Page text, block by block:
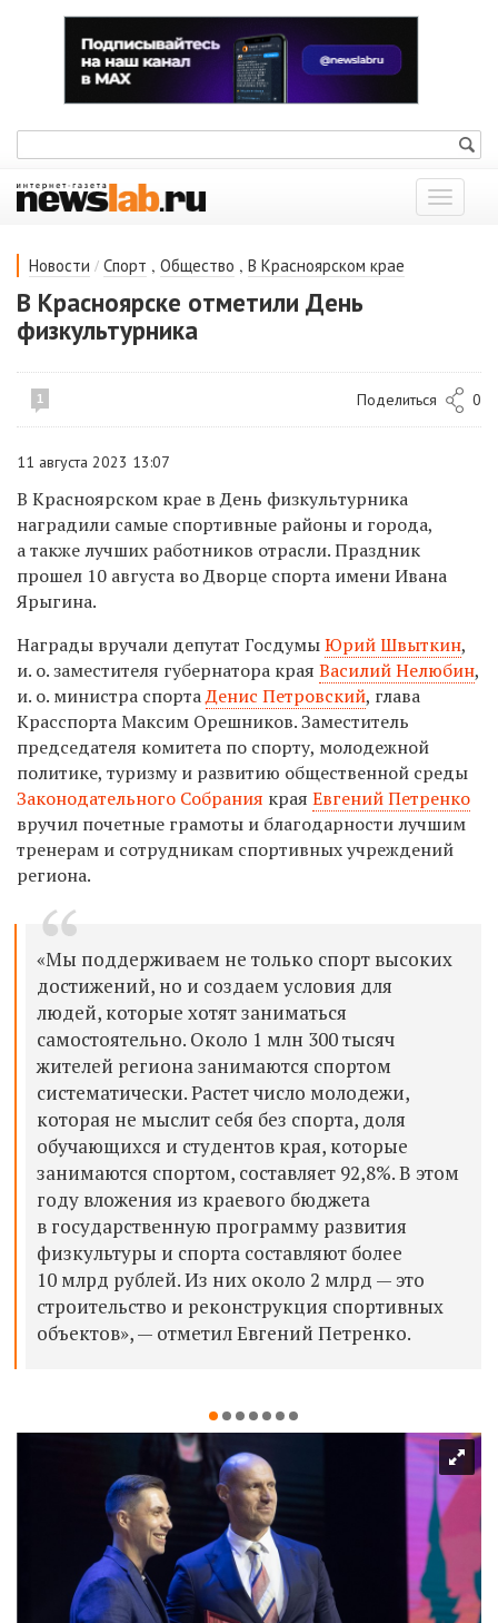
Показать
меню
Новости / Спорт , Общество , В Красноярском крае
В Красноярске отметили День
физкультурника
1 Поделиться 0
11 августа 2023 13:07
В Красноярском крае в День физкультурника
наградили самые спортивные районы и города,
а также лучших работников отрасли. Праздник
прошел 10 августа во Дворце спорта имени Ивана
Ярыгина.
Награды вручали депутат ГосдумыЮрий Швыткин,
и. о. заместителя губернатора края Василий Нелюбин,
и. о. министра спортаДенис Петровский, глава
Красспорта Максим Орешников. Заместитель
председателя комитета по спорту, молодежной
политике, туризму и развитию общественной среды
Законодательного Собрания края Евгений Петренко
вручил почетные грамоты и благодарности лучшим
тренерам и сотрудникам спортивных учреждений
региона.
«Мы поддерживаем не только спорт высоких
достижений, но и создаем условия для
людей, которые хотят заниматься
самостоятельно. Около 1 млн 300 тысяч
жителей региона занимаются спортом
систематически. Растет число молодежи,
которая не мыслит себя без спорта, доля
обучающихся и студентов края, которые
занимаются спортом, составляет 92,8%. В этом
году вложения из краевого бюджета
в государственную программу развития
физкультуры и спорта составляют более
10 млрд рублей. Из них около 2 млрд — это
строительство и реконструкция спортивных
объектов», — отметил Евгений Петренко.